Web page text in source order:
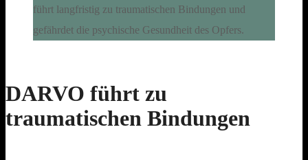
DARVO führt zu
traumatischen Bindungen